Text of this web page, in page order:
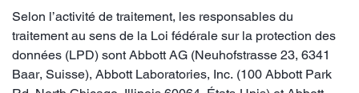
Selon l’activité de traitement, les responsables du
traitement au sens de la Loi fédérale sur la protection des
données (LPD) sont Abbott AG (Neuhofstrasse 23, 6341
Baar, Suisse), Abbott Laboratories, Inc. (100 Abbott Park